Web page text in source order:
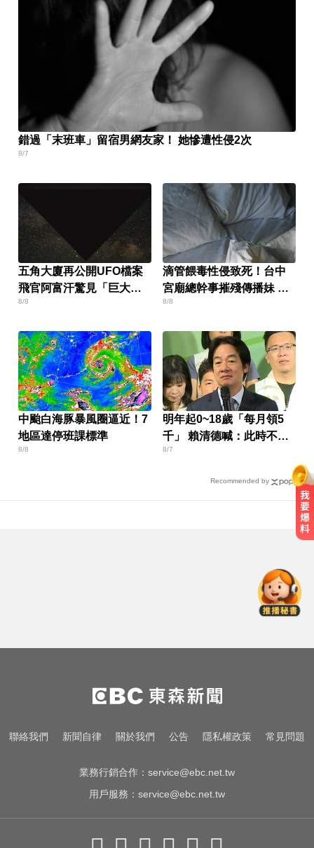
錯過「末班車」留宿男網友家！ 她慘遭性侵2次
8/7
五角大廈再公開UFO檔案
飛官阿富汗驚見「巨大三
角形」
8/8
滴管餵毒性侵致死！台中
宮廟總幹事摧殘傳播妹 下
場出爐
8/8
中颱白海豚暴風圈逼近！7
地區達停班課標準
8/8
明年起0~18歲「每月領5
千」 賴清德喊：此時不生
待何時
8/7
Recommended by
月意外離世」女兒悲痛證實
熊本強震！台灣送帳篷成搶手物資
日網讚：比政府還快
「白海豚」逼近！最新暴風圈侵襲
聯絡我們 新聞自律 關於我們 公告 隱私權政策 常見問題
業務行銷合作： service@ebc.net.tw
用戶服務： service@ebc.net.tw